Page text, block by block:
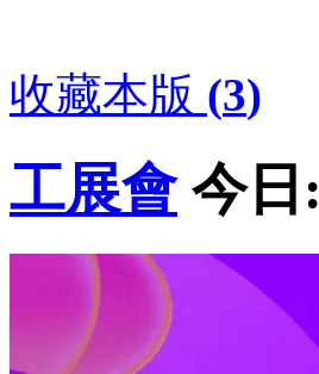
收藏本版 (3)
工展會 今日: